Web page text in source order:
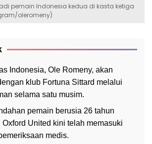
pemain Indonesia kedua di kasta ketiga
oleromeny)
Indonesia, Ole Romeny, akan
klub Fortuna Sittard melalui
selama satu musim.
pemain berusia 26 tahun
Oxford United kini telah memasuki
medis.